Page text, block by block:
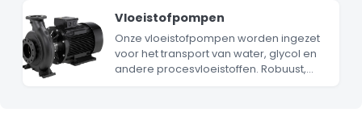
primaire en secundaire circuits.
Vloeistofpompen
Onze vloeistofpompen worden ingezet
voor het transport van water, glycol en
andere procesvloeistoffen. Robuust,